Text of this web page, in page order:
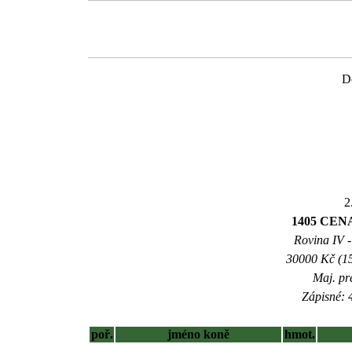
1405
Rovina IV
30000 Kč
Maj.
Zápisné:
poř. jméno koně
hmot.